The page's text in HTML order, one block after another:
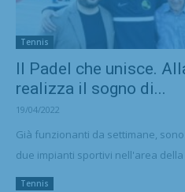
Tennis
Il Padel che unisce.
realizza il sogno di...
19/04/2022
Già funzionanti da settimane,
due impianti sportivi nell'area
Tennis